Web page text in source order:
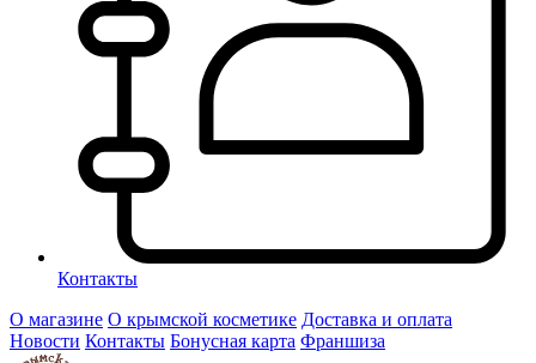
Контакты
О магазине О крымской косметике Доставка и оплата
Новости Контакты Бонусная карта Франшиза